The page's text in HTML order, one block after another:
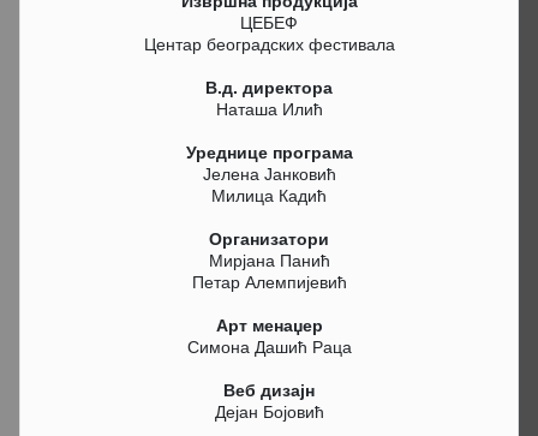
ЦЕБЕФ
Центар београдских фестивала
В.д. директора
Наташа Илић
Уреднице програма
Јелена Јанковић
Милица Кадић
Организатори
Мирјана Панић
Петар Алемпијевић
Арт менаџер
Симона Дашић Раца
Веб дизајн
Дејан Бојовић